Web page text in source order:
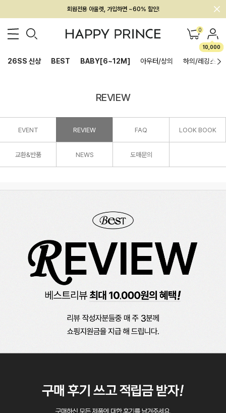
회원전용 아울렛, 가입하면 ~60% 할인!
멤버십 최대 28,000원 혜택 0
10,000
26SS 신상 BEST BABY[6~12M] 아우터/상의 하의/레깅스
REVIEW
EVENT REVIEW FAQ LOOK BOOK
교환&반품 NEWS 도매문의